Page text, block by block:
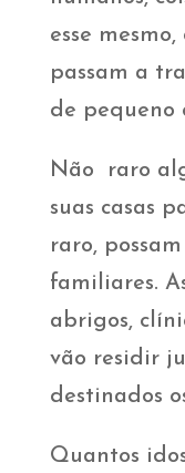
esse
passam a
de pequeno
Não raro
suas casas
raro,
familiares.
abrigos,
vão residir
destinados
Quantos